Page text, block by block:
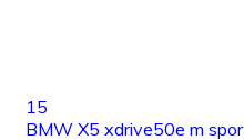
15
BMW X5 xdrive50e m